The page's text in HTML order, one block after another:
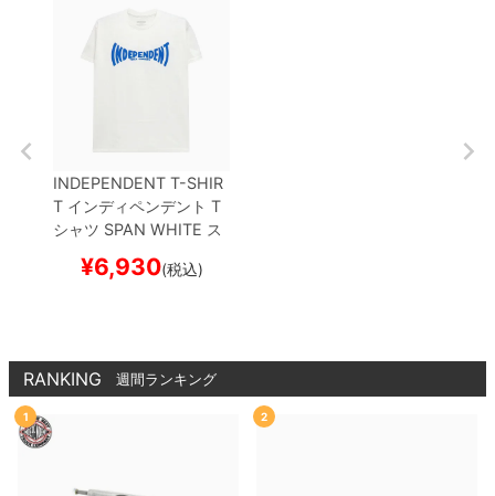
INDEPENDENT T-SHIR
T インディペンデント T
シャツ SPAN WHITE ス
¥6,930(税込)
RANKING 週間ランキング
1 2